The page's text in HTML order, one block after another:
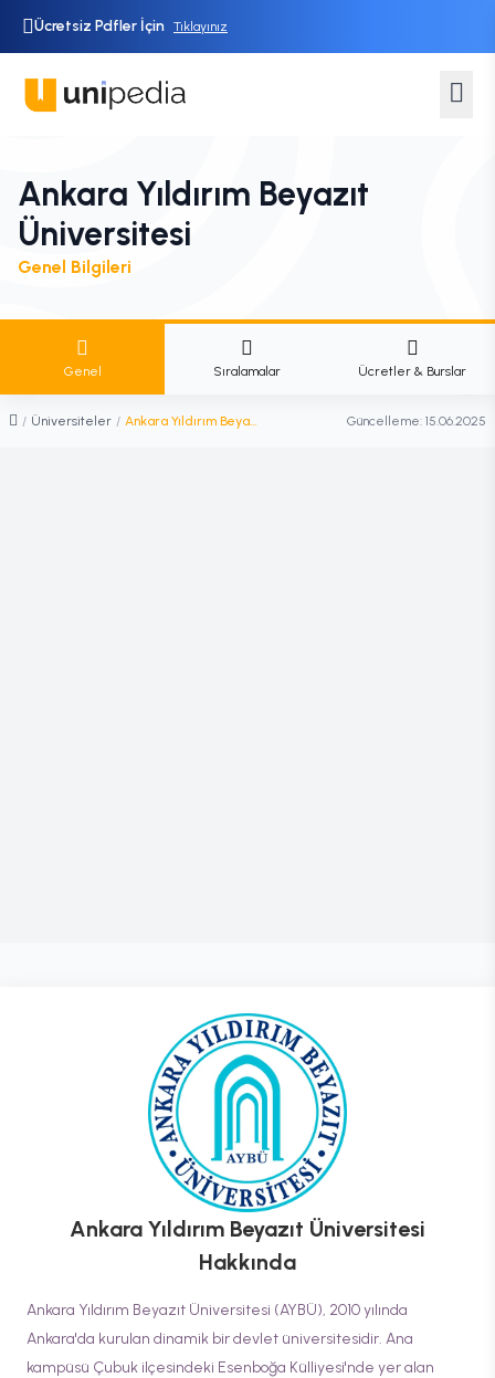
Ücretsiz Pdfler İçin Tıklayınız
Ankara Yıldırım Beyazıt
Üniversitesi
Genel Bilgileri
Genel Sıralamalar Ücretler & Burslar
/ Üniversiteler / Ankara Yıldırım Beyazıt Üniversitesi Güncelleme: 15.06.2025
Ankara Yıldırım Beyazıt Üniversitesi
Hakkında
Ankara Yıldırım Beyazıt Üniversitesi (AYBÜ), 2010 yılında
Ankara'da kurulan dinamik bir devlet üniversitesidir. Ana
kampüsü Çubuk ilçesindeki Esenboğa Külliyesi'nde yer alan